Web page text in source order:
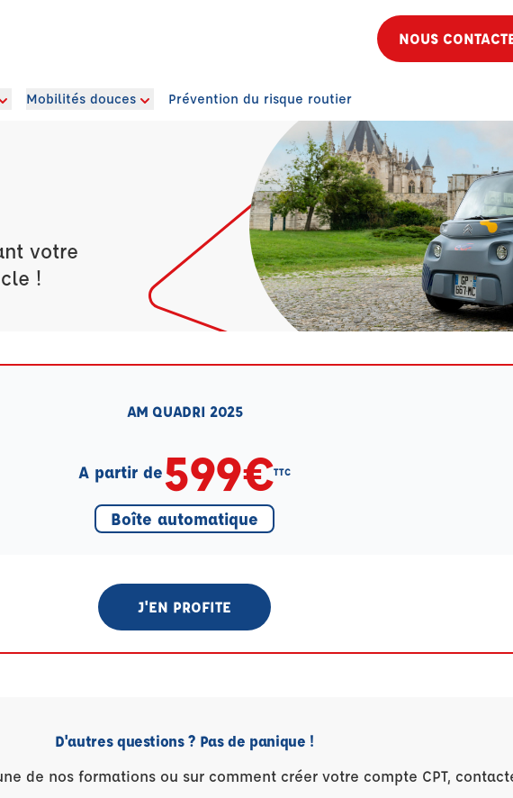
NOUS
Mobilités douces Prévention du risque routier
votre
!
AM QUADRI 2025
A partir de599€TTC
Boîte automatique
J'EN PROFITE
D'autres questions ? Pas de panique !
de nos formations ou sur comment créer votre compte CPT,